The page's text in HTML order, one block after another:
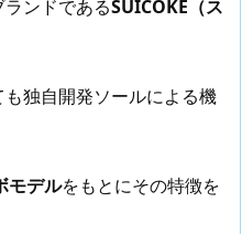
ンドであるSUICOKE（ス
独自開発ソールによる機
モデルをもとにその特徴を